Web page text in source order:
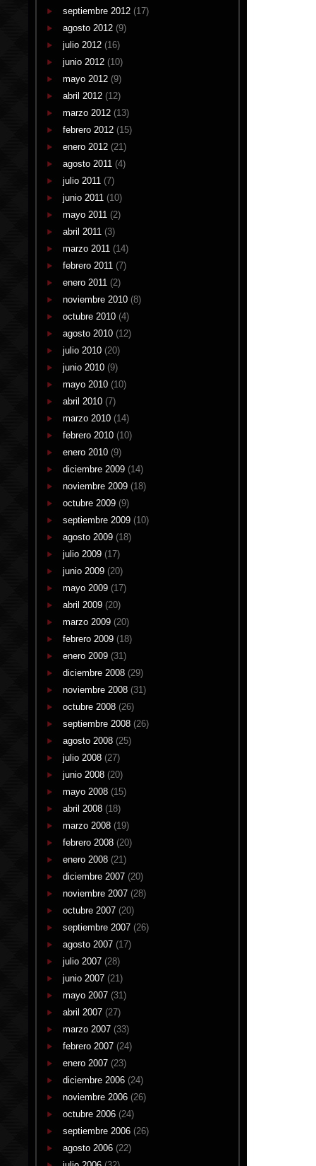
septiembre 2012 (17)
agosto 2012 (9)
julio 2012 (16)
junio 2012 (10)
mayo 2012 (9)
abril 2012 (12)
marzo 2012 (13)
febrero 2012 (15)
enero 2012 (21)
agosto 2011 (4)
julio 2011 (7)
junio 2011 (10)
mayo 2011 (2)
abril 2011 (3)
marzo 2011 (14)
febrero 2011 (7)
enero 2011 (2)
noviembre 2010 (8)
octubre 2010 (4)
agosto 2010 (12)
julio 2010 (20)
junio 2010 (9)
mayo 2010 (10)
abril 2010 (7)
marzo 2010 (14)
febrero 2010 (10)
enero 2010 (9)
diciembre 2009 (14)
noviembre 2009 (18)
octubre 2009 (9)
septiembre 2009 (10)
agosto 2009 (18)
julio 2009 (17)
junio 2009 (20)
mayo 2009 (17)
abril 2009 (20)
marzo 2009 (20)
febrero 2009 (18)
enero 2009 (31)
diciembre 2008 (29)
noviembre 2008 (31)
octubre 2008 (26)
septiembre 2008 (26)
agosto 2008 (25)
julio 2008 (27)
junio 2008 (20)
mayo 2008 (15)
abril 2008 (18)
marzo 2008 (19)
febrero 2008 (20)
enero 2008 (21)
diciembre 2007 (20)
noviembre 2007 (28)
octubre 2007 (20)
septiembre 2007 (26)
agosto 2007 (17)
julio 2007 (28)
junio 2007 (21)
mayo 2007 (31)
abril 2007 (27)
marzo 2007 (33)
febrero 2007 (24)
enero 2007 (23)
diciembre 2006 (24)
noviembre 2006 (26)
octubre 2006 (24)
septiembre 2006 (26)
agosto 2006 (22)